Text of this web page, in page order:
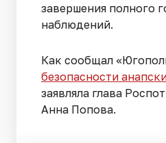
завершения полного
наблюдений.
Как сообщал
безопасности
заявляла глава
Анна Попова.